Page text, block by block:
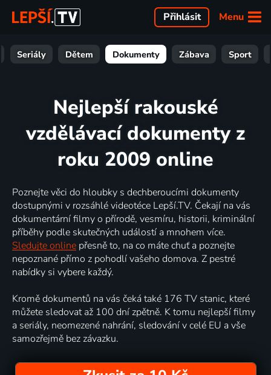
Menu
Přihlásit
Seriály Dětem Dokumenty Zábava Sport
Nejlepší rakouské
vzdělávací dokumenty z
roku 2009 online
Poznejte věci do hloubky s dechberoucími dokumenty
dostupnými v rozsáhlé videotéce Lepší.TV. Čekají na vás
dokumentární filmy o přírodě, vesmíru, historii, kriminální
příběhy podle skutečných událostí a mnohem více.
Sledujte online přesně to, na co máte chuť a poznejte
nepoznané přímo z pohodlí vašeho domova. Z pestré
nabídky si vybere každý.
Kromě dokumentů na vás čeká také 176 TV stanic, které
můžete sledovat až 100 dní zpětně. K tomu nejlepší filmy
a seriály, neomezené nahrání, sledování v celé EU a vše
samozřejmě bez závazku.